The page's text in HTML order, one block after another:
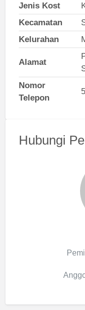
Jenis Kost
Kecamatan
Kelurahan
Alamat
Nomor
Telepon
Hubungi